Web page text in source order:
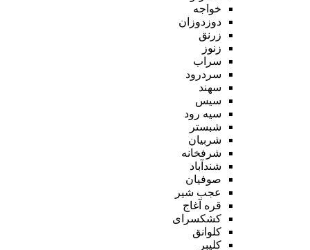
خواجه
دوزدوزان
زرنق
زنوز
سراب
سردرود
سهند
سیس
سیه رود
شبستر
شربیان
شرفخانه
شندآباد
صوفیان
عجب شیر
قره آغاج
کشکسرای
کلوانق
کلیبر